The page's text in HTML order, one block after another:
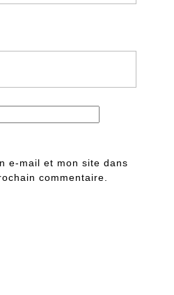
e-mail et mon site dans
commentaire.